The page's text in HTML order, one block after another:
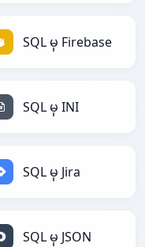
SQL မှ Firebase
SQL မှ INI
SQL မှ Jira
SQL မှ JSON